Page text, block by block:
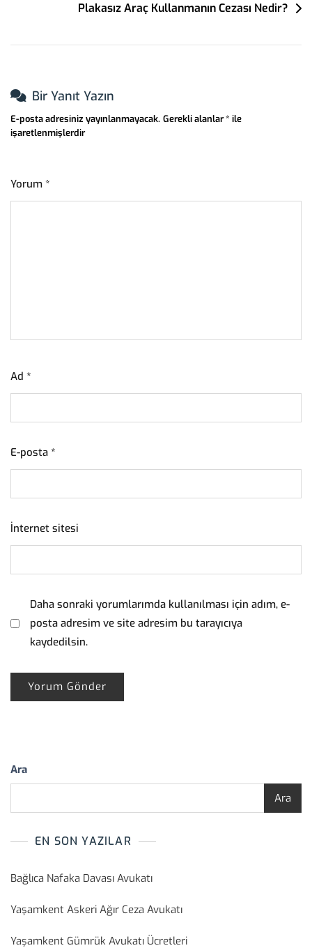
Plakasız Araç Kullanmanın Cezası Nedir?
Bir Yanıt Yazın
E-posta adresiniz yayınlanmayacak. Gerekli alanlar* ile
işaretlenmişlerdir
Yorum *
Ad *
E-posta *
İnternet sitesi
Daha sonraki yorumlarımda kullanılması için adım, e-
posta adresim ve site adresim bu tarayıcıya
kaydedilsin.
Ara
Ara
EN SON YAZILAR
Bağlıca Nafaka Davası Avukatı
Yaşamkent Askeri Ağır Ceza Avukatı
Yaşamkent Gümrük Avukatı Ücretleri